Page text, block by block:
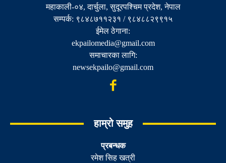
महाकाली-०४, दार्चुला, सुदूरपश्चिम प्रदेश, नेपाल
सम्पर्क: ९८४८७११२३१ / ९८४८८२९९१५
ईमेल ठेगाना:
ekpailomedia@gmail.com
समाचारका लागि:
newsekpailo@gmail.com
हाम्रो समुह
प्रबन्धक
रमेश सिह खत्री